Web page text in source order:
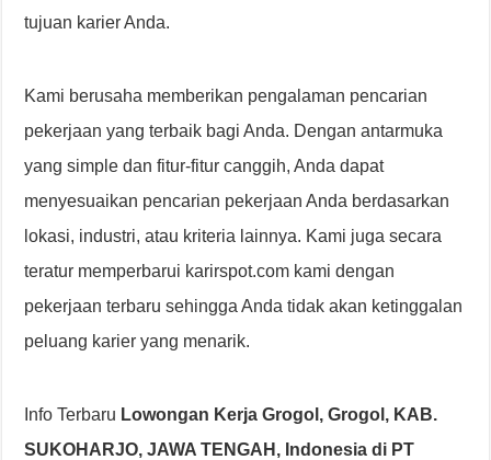
tujuan karier Anda.
Kami berusaha memberikan pengalaman pencarian
pekerjaan yang terbaik bagi Anda. Dengan antarmuka
yang simple dan fitur-fitur canggih, Anda dapat
menyesuaikan pencarian pekerjaan Anda berdasarkan
lokasi, industri, atau kriteria lainnya. Kami juga secara
teratur memperbarui karirspot.com kami dengan
pekerjaan terbaru sehingga Anda tidak akan ketinggalan
peluang karier yang menarik.
Info Terbaru Lowongan Kerja Grogol, Grogol, KAB.
SUKOHARJO, JAWA TENGAH, Indonesia di PT